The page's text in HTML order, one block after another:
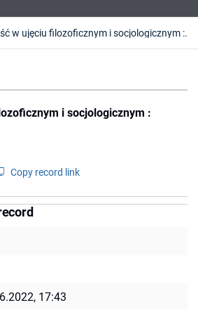
Własność w ujęciu filozoficznym i socjologicznym : wybrane problemy
i socjologicznym :
Copy record link
17:43